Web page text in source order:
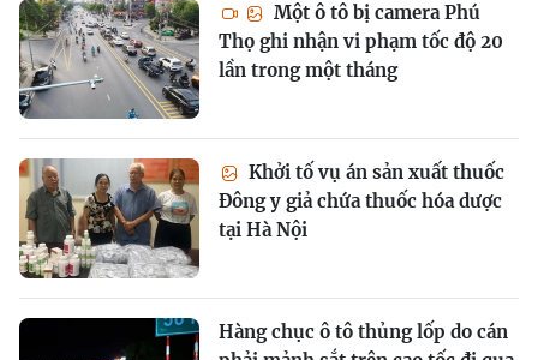
Một ô tô bị camera Phú
Thọ ghi nhận vi phạm tốc độ 20
lần trong một tháng
Khởi tố vụ án sản xuất thuốc
Đông y giả chứa thuốc hóa dược
tại Hà Nội
Hàng chục ô tô thủng lốp do cán